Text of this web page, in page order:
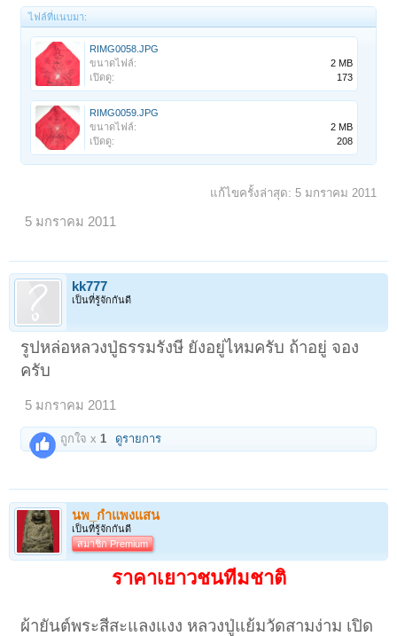
ไฟล์ที่แนบมา:
RIMG0058.JPG
ขนาดไฟล์:
2 MB
เปิดดู:
173
RIMG0059.JPG
ขนาดไฟล์:
2 MB
เปิดดู:
208
แก้ไขครั้งล่าสุด: 5 มกราคม 2011
5 มกราคม 2011
kk777
เป็นที่รู้จักกันดี
รูปหล่อหลวงปู่ธรรมรังษี ยังอยู่ไหมครับ ถ้าอยู่ จอง
ครับ
5 มกราคม 2011
ถูกใจ x1 ดูรายการ
นพ_กำแพงแสน
เป็นที่รู้จักกันดี
สมาชิก Premium
ราคาเยาวชนทีมชาติ
ผ้ายันต์พระสีสะแลงแงง หลวงปู่แย้มวัดสามง่าม เปิด